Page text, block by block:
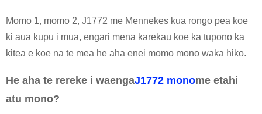
Momo 1, momo 2, J1772 me Mennekes kua rongo pea koe
ki aua kupu i mua, engari mena karekau koe ka tupono ka
kitea e koe na te mea he aha enei momo mono waka hiko.
He aha te rereke i waengaJ1772 monome etahi
atu mono?